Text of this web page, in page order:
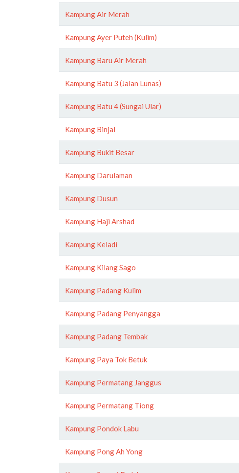
Kampung Air Merah
Kampung Ayer Puteh (Kulim)
Kampung Baru Air Merah
Kampung Batu 3 (Jalan Lunas)
Kampung Batu 4 (Sungai Ular)
Kampung Binjal
Kampung Bukit Besar
Kampung Darulaman
Kampung Dusun
Kampung Haji Arshad
Kampung Keladi
Kampung Kilang Sago
Kampung Padang Kulim
Kampung Padang Penyangga
Kampung Padang Tembak
Kampung Paya Tok Betuk
Kampung Permatang Janggus
Kampung Permatang Tiong
Kampung Pondok Labu
Kampung Pong Ah Yong